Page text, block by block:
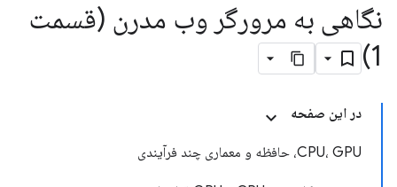
نگاهی به مرورگر وب مدرن (قسمت
1)
در این صفحه
CPU، GPU، حافظه و معماری چند فرآیندی